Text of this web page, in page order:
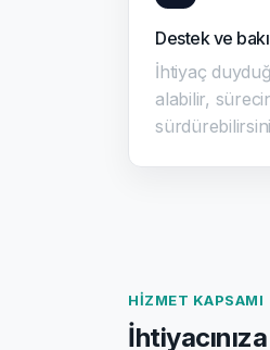
Destek ve
İhtiyaç
alabilir,
HIZMET KAPSAMI